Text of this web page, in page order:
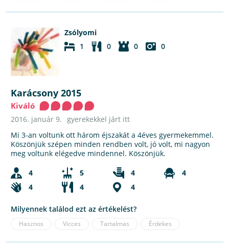
Zsólyomi
1
0 0 0
Karácsony 2015
Kiváló
2016. január 9. gyerekekkel járt itt
Mi 3-an voltunk ott három éjszakát a 4éves gyermekemmel.
Köszönjük szépen minden rendben volt, jó volt, mi nagyon
meg voltunk elégedve mindennel. Köszönjük.
4
5 4
4
4
4 4
Milyennek találod ezt az értékelést?
Hasznos Vicces Tartalmas Érdekes